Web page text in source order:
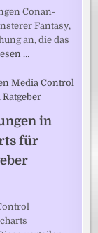
Conan-
Fantasy,
an, die das
…
in
für